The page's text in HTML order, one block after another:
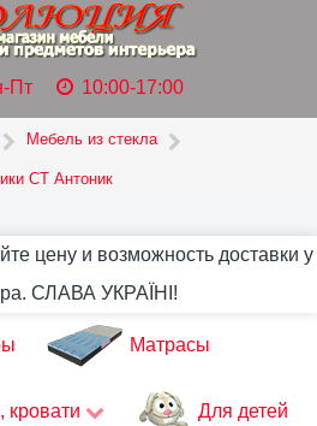
Пт 10:00-17:00
Мебель из стекла
СТ Антоник
цену и возможность доставки у
СЛАВА УКРАЇНІ!
Матрасы
Для детей